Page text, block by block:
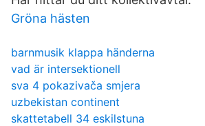
Gröna hästen
barnmusik klappa händerna
vad är intersektionell
sva 4 pokazivača smjera
uzbekistan continent
skattetabell 34 eskilstuna